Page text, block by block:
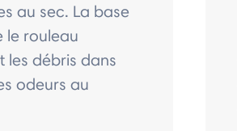
au sec. La base
le rouleau
les débris dans
odeurs au